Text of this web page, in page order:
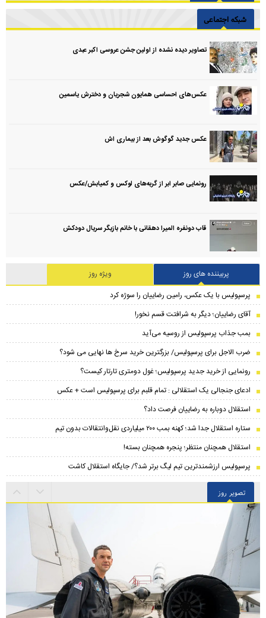
شبکه اجتماعی
تصاویر دیده نشده از اولین جشن عروسی اکبر عبدی
عکس‌های احساسی همایون شجریان و دخترش یاسمین
عکس جدید گوگوش بعد از بیماری اش
رونمایی صابر ابر از گربه‌های لوکس و کمیابش/عکس
قاب دونفره المیرا دهقانی با خانم بازیگر سریال دودکش
پربیننده های روز
ویژه روز
پرسپولیس با یک عکس، رامین رضاییان را سوژه کرد
آقای رضاییان؛ دیگر به شرافتت قسم نخور!
بمب جذاب پرسپولیس از روسیه می‌آید
ضرب الاجل برای پرسپولیس/ بزرگترین خرید سرخ ها نهایی می شود؟
رونمایی از خرید جدید پرسپولیس؛ غول دومتری تارتار کیست؟
ادعای جنجالی یک استقلالی : تمام قلبم برای پرسپولیس است + عکس
استقلال دوباره به رضاییان فرصت داد؟
ستاره استقلال جدا شد؛ کهنه بمب ۲۰۰ میلیاردی نقل‌وانتقالات بدون تیم
استقلال همچنان منتظر؛ پنجره همچنان بسته!
پرسپولیس ارزشمندترین تیم لیگ برتر شد؟/ جایگاه استقلال کاشت
تصویر روز